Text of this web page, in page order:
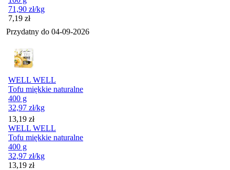
71,90 zł/kg
Cena
7,19 zł
Przydatny do 04-09-2026
WELL WELL
Tofu miękkie naturalne
400 g
32,97 zł/kg
Cena
13,19 zł
WELL WELL
Tofu miękkie naturalne
400 g
32,97 zł/kg
Cena
13,19 zł